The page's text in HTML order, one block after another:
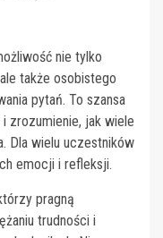
nie tylko
także osobistego
pytań. To szansa
zrozumienie, jak wiele
Dla wielu uczestników
emocji i refleksji.
pragną
trudności i